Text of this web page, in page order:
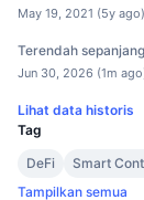
May 19, 2021 (5y ago)
Terendah
Jun 30, 2026 (1m ago
Lihat data historis
Tag
DeFi
Smart
Tampilkan semua